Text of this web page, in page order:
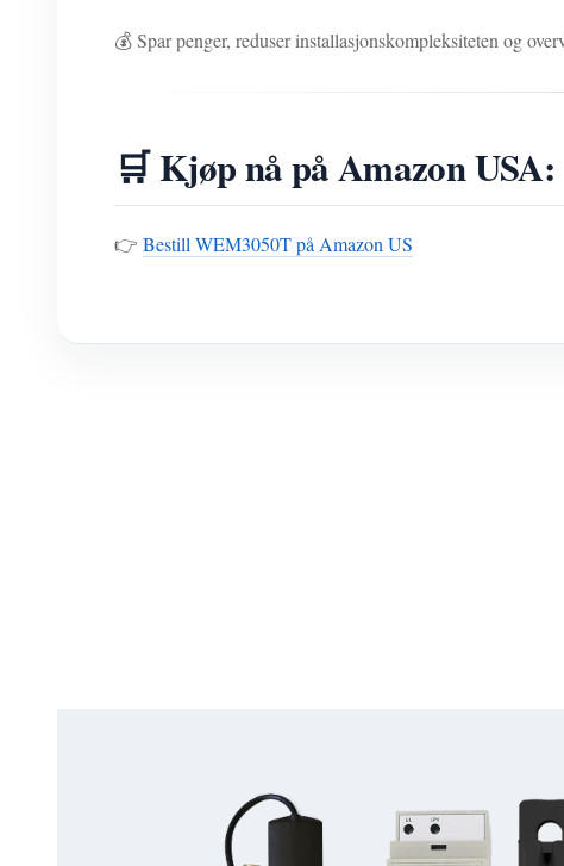
💰 Spar penger, reduser installasjonskompleksiteten og
🛒 Kjøp nå på Amazon USA:
👉 Bestill WEM3050T på Amazon US